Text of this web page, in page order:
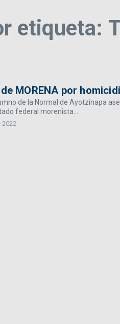
etiqueta:
MORENA por
de la Normal de Ayotzinapa
federal morenista...
2022